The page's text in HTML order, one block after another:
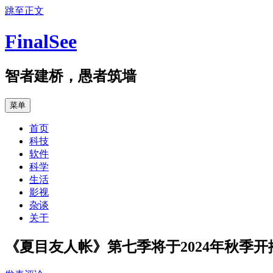
跳至正文
FinalSee
智者建桥，愚者筑墙
菜单
首页
科技
软件
科学
生活
影视
杂谈
关于
《夏目友人帐》第七季将于2024年秋季开